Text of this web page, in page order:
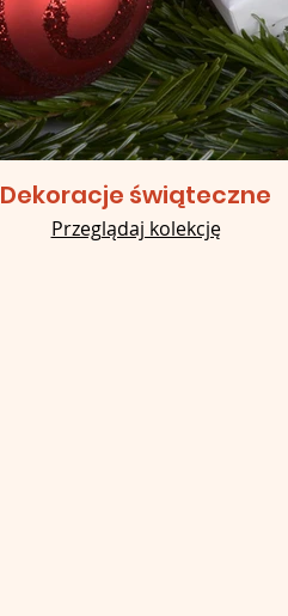
Dekoracje świąteczne
Przeglądaj kolekcję